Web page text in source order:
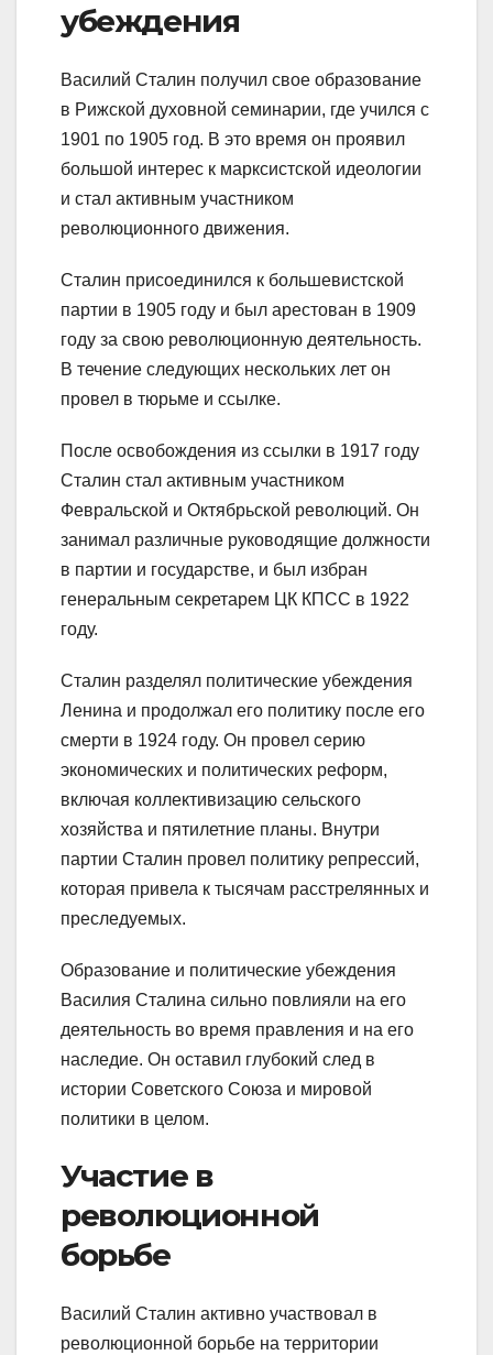
убеждения
Василий Сталин получил свое образование
в Рижской духовной семинарии, где учился с
1901 по 1905 год. В это время он проявил
большой интерес к марксистской идеологии
и стал активным участником
революционного движения.
Сталин присоединился к большевистской
партии в 1905 году и был арестован в 1909
году за свою революционную деятельность.
В течение следующих нескольких лет он
провел в тюрьме и ссылке.
После освобождения из ссылки в 1917 году
Сталин стал активным участником
Февральской и Октябрьской революций. Он
занимал различные руководящие должности
в партии и государстве, и был избран
генеральным секретарем ЦК КПСС в 1922
году.
Сталин разделял политические убеждения
Ленина и продолжал его политику после его
смерти в 1924 году. Он провел серию
экономических и политических реформ,
включая коллективизацию сельского
хозяйства и пятилетние планы. Внутри
партии Сталин провел политику репрессий,
которая привела к тысячам расстрелянных и
преследуемых.
Образование и политические убеждения
Василия Сталина сильно повлияли на его
деятельность во время правления и на его
наследие. Он оставил глубокий след в
истории Советского Союза и мировой
политики в целом.
Участие в
революционной
борьбе
Василий Сталин активно участвовал в
революционной борьбе на территории